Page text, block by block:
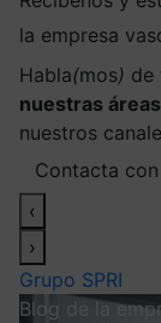
la empresa
Habla(mos) de
nuestras
nuestros
Contacta
‹
›
Grupo SPRI
Blog de la